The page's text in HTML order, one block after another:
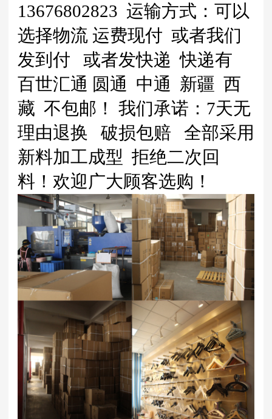
13676802823 运输方式：可以
选择物流 运费现付 或者我们
发到付 或者发快递 快递有
百世汇通 圆通 中通 新疆 西
藏 不包邮！ 我们承诺：7天无
理由退换 破损包赔 全部采用
新料加工成型 拒绝二次回
料！欢迎广大顾客选购！